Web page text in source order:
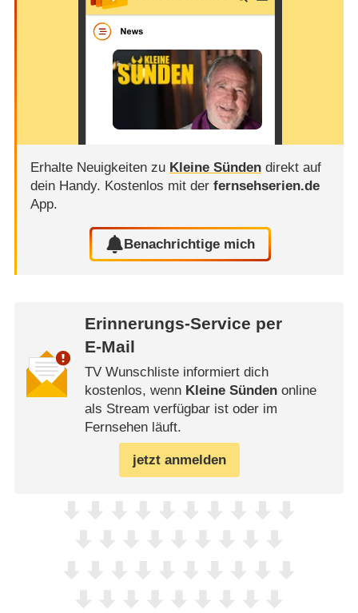
Erhalte Neuigkeiten zu Kleine Sündendirekt auf
dein Handy. Kostenlos mit der fernsehserien.de
App.
Benachrichtige mich
Erinnerungs-Service per
E-Mail
TV Wunschliste informiert dich
kostenlos, wenn Kleine Sündenonline
als Stream verfügbar ist oder im
Fernsehen läuft.
jetzt anmelden